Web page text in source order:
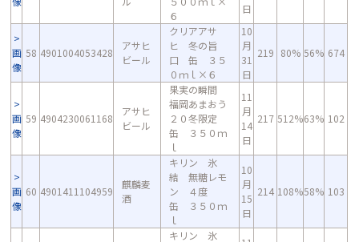
６
日
画
像
58 4901004053428
アサヒ
ビール
クリアアサ
ヒ 冬の旨
口 缶 ３５
０ｍｌ×６
10
月
31
日
219 80% 56% 674
画
像
59 4904230061168
アサヒ
ビール
果実の瞬間
福岡あまおう
２０冬限定
缶 ３５０ｍ
ｌ
11
月
14
日
217 512%63% 102
画
像
60 4901411104959
麒麟麦
酒
キリン 氷
結 無糖レモ
ン ４度
缶 ３５０ｍ
ｌ
10
月
15
日
214 108%58% 103
キリン 氷